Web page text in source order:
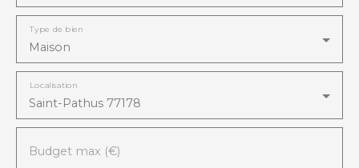
Maison
Type de bien
Saint-Pathus 77178
Localisation
Budget max (€)